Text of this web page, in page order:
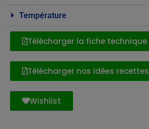
Température
Télécharger la fiche technique
Télécharger nos idées recettes
Wishlist